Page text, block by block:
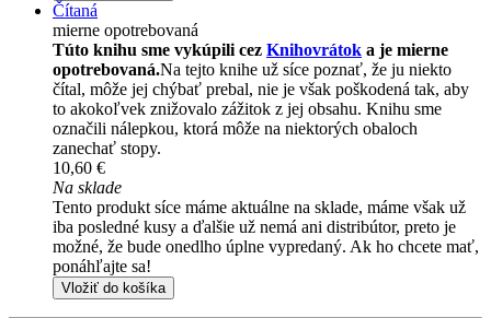
Čítaná
mierne opotrebovaná
Túto knihu sme vykúpili cez Knihovrátok a je mierne
opotrebovaná.Na tejto knihe už síce poznať, že ju niekto
čítal, môže jej chýbať prebal, nie je však poškodená tak, aby
to akokoľvek znižovalo zážitok z jej obsahu. Knihu sme
označili nálepkou, ktorá môže na niektorých obaloch
zanechať stopy.
10,60 €
Na sklade
Tento produkt síce máme aktuálne na sklade, máme však už
iba posledné kusy a ďalšie už nemá ani distribútor, preto je
možné, že bude onedlho úplne vypredaný. Ak ho chcete mať,
ponáhľajte sa!
Vložiť do košíka